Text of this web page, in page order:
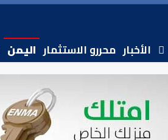
الأخبار محررو الاستثمار اليمن